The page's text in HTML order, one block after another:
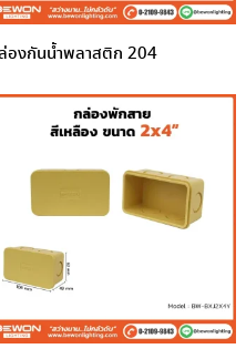
องกันน้ำพลาสติก 204